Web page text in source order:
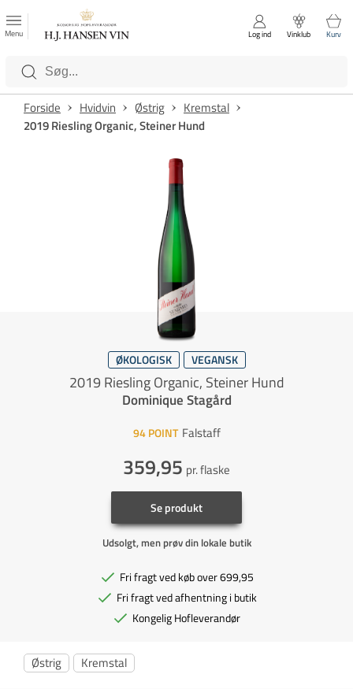
Luk
Kategorier
Menu Log ind Vinklub Kurv
Forside Hvidvin Østrig
Kremstal
2019 Riesling Organic, Steiner Hund
ØKOLOGISK VEGANSK
2019 Riesling Organic, Steiner Hund
Dominique Stagård
94 POINT Falstaff
359,95 pr. flaske
Se produkt
Udsolgt, men prøv din lokale butik
Fri fragt ved køb over 699,95
Fri fragt ved afhentning i butik
Kongelig Hofleverandør
Østrig Kremstal